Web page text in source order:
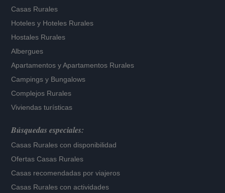
Casas Rurales
Hoteles y Hoteles Rurales
Hostales Rurales
Albergues
Apartamentos yApartamentos Rurales
Campings y Bungalows
Complejos Rurales
Viviendas turísticas
Búsquedas especiales:
Casas Rurales con disponibilidad
Ofertas Casas Rurales
Casas recomendadas por viajeros
Casas Rurales con actividades